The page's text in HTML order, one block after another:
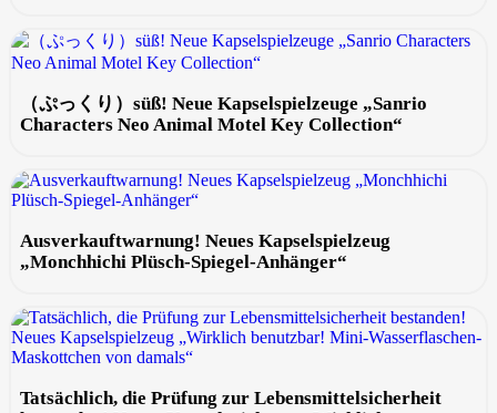
（ぷっくり）süß! Neue Kapselspielzeuge „Sanrio
Characters Neo Animal Motel Key Collection“
Ausverkauftwarnung! Neues Kapselspielzeug
„Monchhichi Plüsch-Spiegel-Anhänger“
Tatsächlich, die Prüfung zur Lebensmittelsicherheit